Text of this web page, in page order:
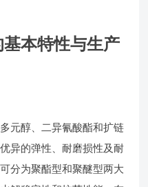
本特性与生产
元醇、二异氰酸酯和扩链
异的弹性、耐磨损性及耐
分为聚酯型和聚醚型两大